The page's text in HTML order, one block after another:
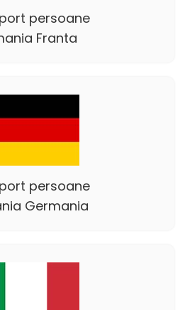
persoane
Franta
persoane
Germania